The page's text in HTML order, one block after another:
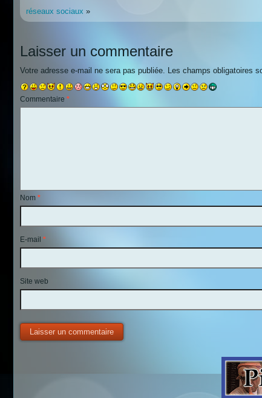
réseaux sociaux »
Laisser un commentaire
Votre adresse e-mail ne sera pas publiée. Les champs obligatoires
Commentaire *
Nom *
E-mail *
Site web